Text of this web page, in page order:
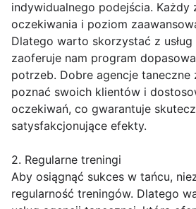
indywidualnego podejścia. Każdy
oczekiwania i poziom
Dlatego warto skorzystać z
zaoferuje nam program
potrzeb. Dobre agencje taneczne
poznać swoich klientów i
oczekiwań, co gwarantuje
satysfakcjonujące efekty.
2. Regularne treningi
Aby osiągnąć sukces w tańcu,
regularność treningów. Dlatego